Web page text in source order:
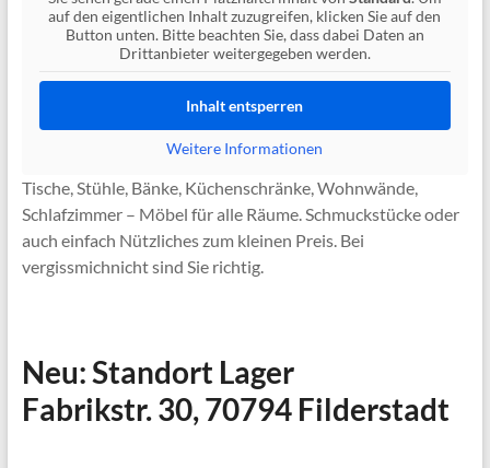
auf den eigentlichen Inhalt zuzugreifen, klicken Sie auf den
Button unten. Bitte beachten Sie, dass dabei Daten an
Drittanbieter weitergegeben werden.
Inhalt entsperren
Weitere Informationen
Tische, Stühle, Bänke, Küchenschränke, Wohnwände,
Schlafzimmer – Möbel für alle Räume. Schmuckstücke oder
auch einfach Nützliches zum kleinen Preis. Bei
vergissmichnicht sind Sie richtig.
Neu: Standort Lager
Fabrikstr. 30, 70794 Filderstadt